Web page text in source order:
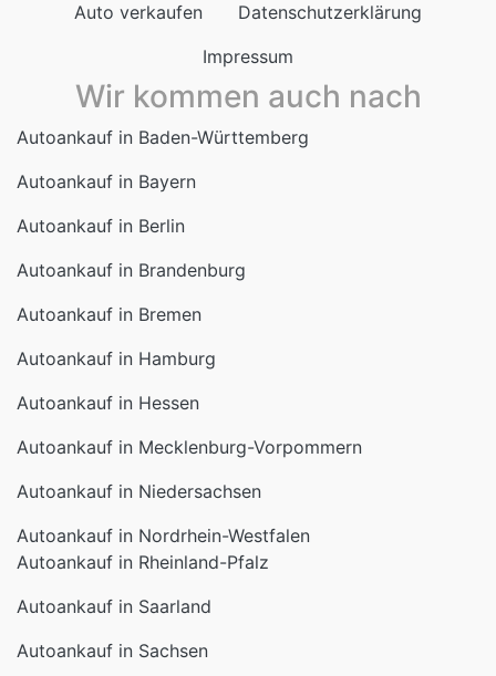
Auto verkaufen
Datenschutzerklärung
Impressum
Wir kommen auch nach
Autoankauf in Baden-Württemberg
Autoankauf in Bayern
Autoankauf in Berlin
Autoankauf in Brandenburg
Autoankauf in Bremen
Autoankauf in Hamburg
Autoankauf in Hessen
Autoankauf in Mecklenburg-Vorpommern
Autoankauf in Niedersachsen
Autoankauf in Nordrhein-Westfalen
Autoankauf in Rheinland-Pfalz
Autoankauf in Saarland
Autoankauf in Sachsen